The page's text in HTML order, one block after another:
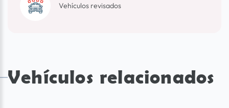
Vehículos revisados
Vehículos relacionados